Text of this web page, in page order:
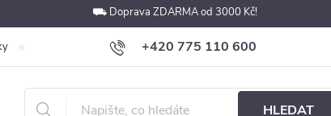
⛟ Doprava ZDARMA od 3000 Kč!
+420 775 110 600
obchod@e-cigarety.cz
Podmínky ochrany osobních údajů Velkoobchod
HLEDAT